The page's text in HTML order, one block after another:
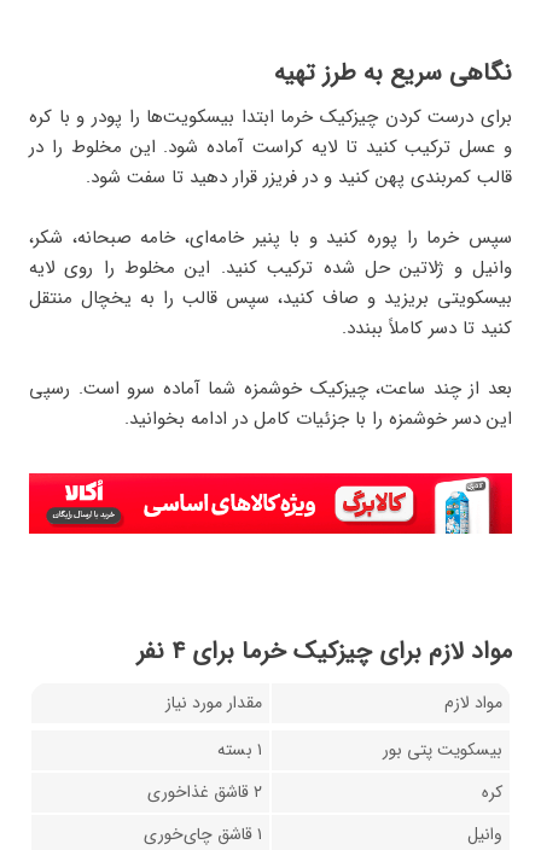
نگاهی سریع به طرز تهیه
برای درست کردن چیزکیک خرما ابتدا بیسکویت‌ها را پودر و با کره
و عسل ترکیب کنید تا لایه کراست آماده شود. این مخلوط را در
قالب کمربندی پهن کنید و در فریزر قرار دهید تا سفت شود.
سپس خرما را پوره کنید و با پنیر خامه‌ای، خامه صبحانه، شکر،
وانیل و ژلاتین حل‌ شده ترکیب کنید. این مخلوط را روی لایه
بیسکویتی بریزید و صاف کنید، سپس قالب را به یخچال منتقل
کنید تا دسر کاملاً ببندد.
بعد از چند ساعت، چیزکیک خوشمزه شما آماده سرو است. رسپی
این دسر خوشمزه را با جزئیات کامل در ادامه بخوانید.
مواد لازم برای چیزکیک خرما برای ۴ نفر
مواد لازم
مقدار مورد نیاز
بیسکویت پتی بور
۱ بسته
کره
۲ قاشق غذاخوری
وانیل
۱ قاشق چای‌خوری